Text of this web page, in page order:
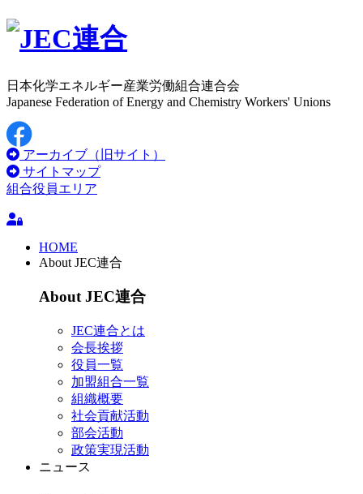
日本化学エネルギー産業労働組合連合会
Japanese Federation of Energy and Chemistry Workers' Unions
アーカイブ（旧サイト）
サイトマップ
組合役員エリア
HOME
About JEC連合
About JEC連合
JEC連合とは
会長挨拶
役員一覧
加盟組合一覧
組織概要
社会貢献活動
部会活動
政策実現活動
ニュース